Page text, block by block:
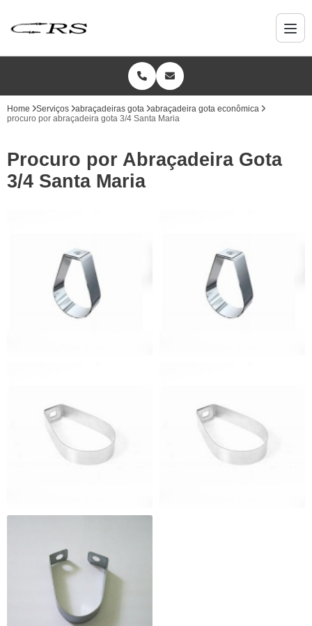
Home Serviços abraçadeiras gota
abraçadeira gota econômica
procuro por abraçadeira gota 3/4 Santa Maria
Procuro por Abraçadeira Gota
3/4 Santa Maria